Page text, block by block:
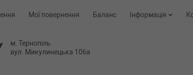
Мої повернення Баланс Інформація
м. Тернопіль
вул. Микулинецька 106а